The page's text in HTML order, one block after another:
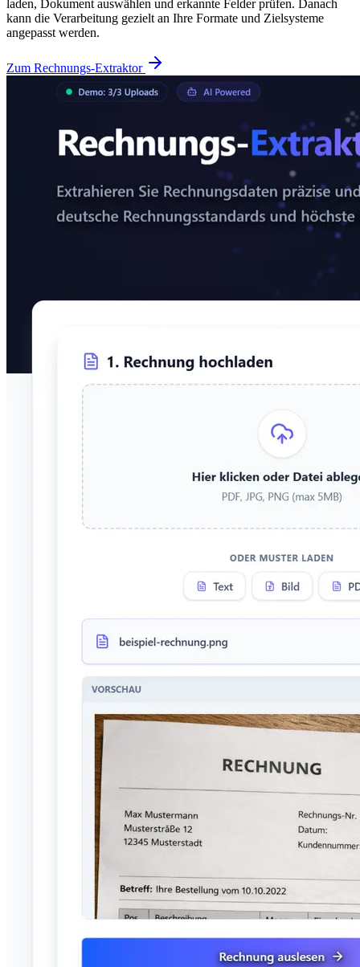
laden, Dokument auswählen und erkannte Felder prüfen. Danach
kann die Verarbeitung gezielt an Ihre Formate und Zielsysteme
angepasst werden.
Zum Rechnungs-Extraktor